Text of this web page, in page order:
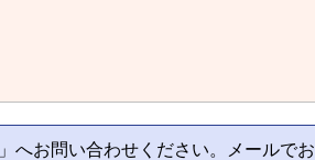
へお問い合わせください。メールでお